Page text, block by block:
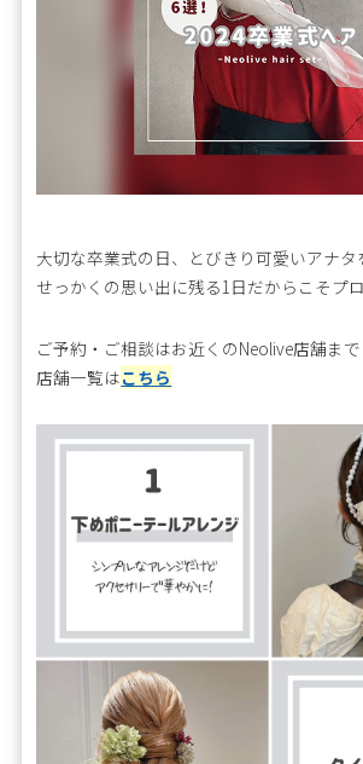
大切な卒業式の日、とびきり可愛いアナタ
せっかくの思い出に残る1日だからこそプ
ご予約・ご相談はお近くのNeolive店舗ま
店舗一覧はこちら